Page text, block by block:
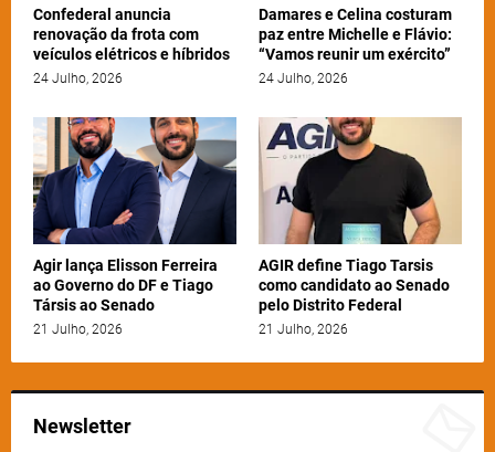
Confederal anuncia
renovação da frota com
veículos elétricos e híbridos
24 Julho, 2026
Damares e Celina costuram
paz entre Michelle e Flávio:
“Vamos reunir um exército”
24 Julho, 2026
Agir lança Elisson Ferreira
ao Governo do DF e Tiago
Társis ao Senado
21 Julho, 2026
AGIR define Tiago Tarsis
como candidato ao Senado
pelo Distrito Federal
21 Julho, 2026
Newsletter